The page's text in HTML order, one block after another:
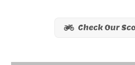
Check Our